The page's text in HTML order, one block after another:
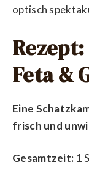
optisch
Feta &
Eine
frisch und
Gesamtzeit: 1